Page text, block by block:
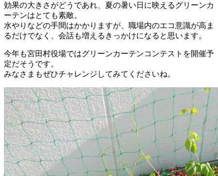
効果の大きさがどうであれ、夏の暑い日に映えるグリーンカ
ーテンはとても素敵。
水やりなどの手間はかかりますが、職場内のエコ意識が高ま
るだけでなく、会話も増えるきっかけになると思います。
今年も宮田村役場ではグリーンカーテンコンテストを開催予
定だそうです。
みなさまもぜひチャレンジしてみてくださいね。